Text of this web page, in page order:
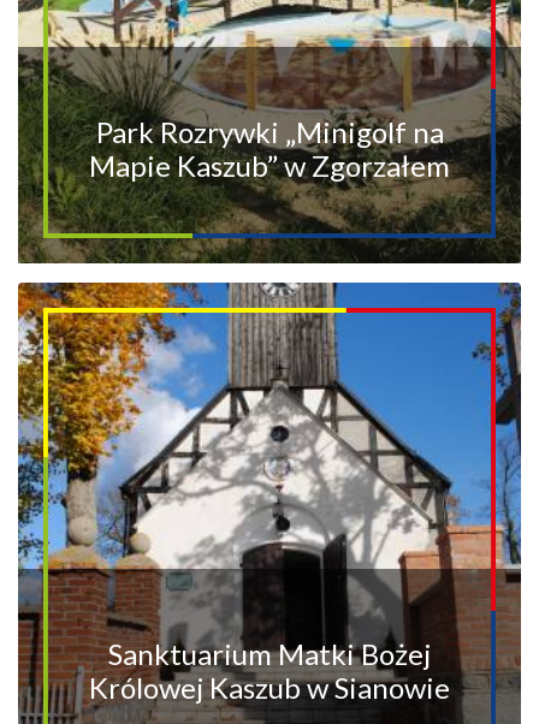
Park Rozrywki „Minigolf na
Mapie Kaszub” w Zgorzałem
Sanktuarium Matki Bożej
Królowej Kaszub w Sianowie